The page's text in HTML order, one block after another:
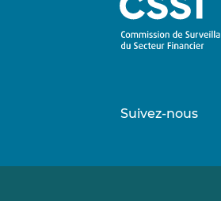
Suivez-nous